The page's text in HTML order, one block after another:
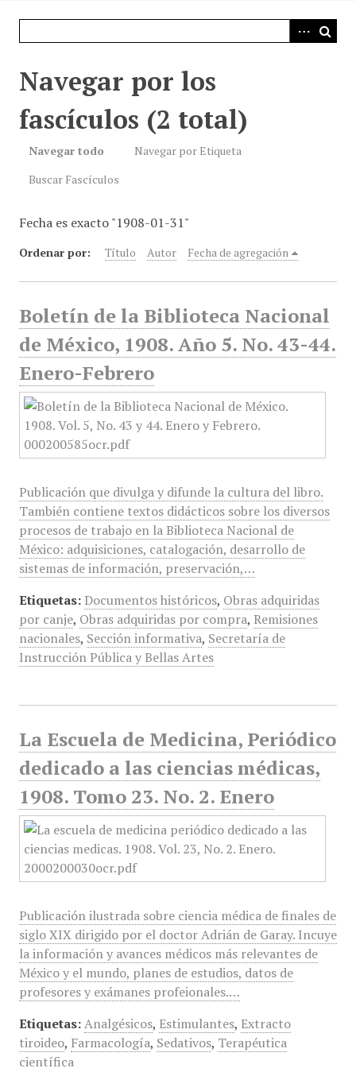
Navegar por los
fascículos (2 total)
Navegar todo
Navegar por Etiqueta
Buscar Fascículos
Fecha es exacto "1908-01-31"
Ordenar por: Título Autor Fecha de agregación
Boletín de la Biblioteca Nacional
de México, 1908. Año 5. No. 43-44.
Enero-Febrero
Publicación que divulga y difunde la cultura del libro.
También contiene textos didácticos sobre los diversos
procesos de trabajo en la Biblioteca Nacional de
México: adquisiciones, catalogación, desarrollo de
sistemas de información, preservación,…
Etiquetas: Documentos históricos, Obras adquiridas
por canje, Obras adquiridas por compra, Remisiones
nacionales, Sección informativa, Secretaría de
Instrucción Pública y Bellas Artes
La Escuela de Medicina, Periódico
dedicado a las ciencias médicas,
1908. Tomo 23. No. 2. Enero
Publicación ilustrada sobre ciencia médica de finales de
siglo XIX dirigido por el doctor Adrián de Garay. Incuye
la información y avances médicos más relevantes de
México y el mundo, planes de estudios, datos de
profesores y exámanes profeionales.…
Etiquetas: Analgésicos, Estimulantes, Extracto
tiroideo, Farmacología, Sedativos, Terapéutica
científica